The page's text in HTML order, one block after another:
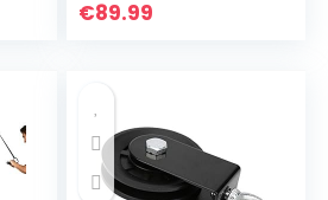
Handvatten en
€89.99